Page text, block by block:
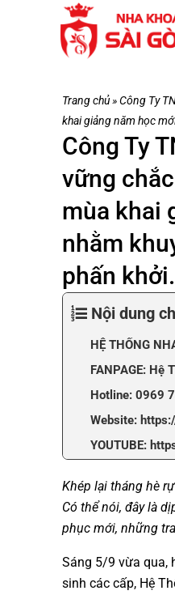
Trang chủ»Công Ty
khai giảng năm học
Công Ty
vững
mùa khai
nhằm
phấn khởi.
Nội dung
HỆ THỐNG
FANPAGE: Hệ
Hotline: 0969
Website:
YOUTUBE:
Khép lại tháng hè
Có thể nói, đây là
phục mới, những
Sáng 5/9 vừa qua,
sinh các cấp, Hệ